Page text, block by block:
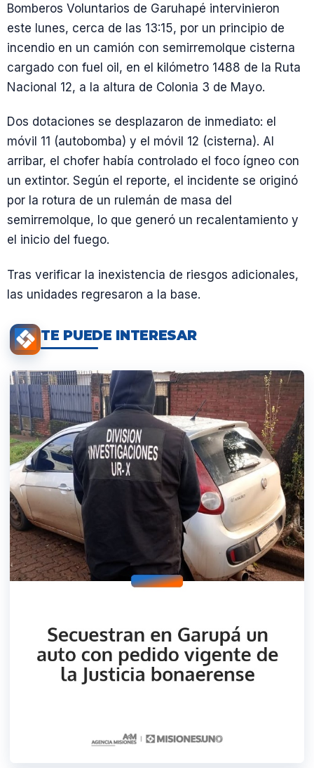
Bomberos Voluntarios de Garuhapé intervinieron
este lunes, cerca de las 13:15, por un principio de
incendio en un camión con semirremolque cisterna
cargado con fuel oil, en el kilómetro 1488 de la Ruta
Nacional 12, a la altura de Colonia 3 de Mayo.
Dos dotaciones se desplazaron de inmediato: el
móvil 11 (autobomba) y el móvil 12 (cisterna). Al
arribar, el chofer había controlado el foco ígneo con
un extintor. Según el reporte, el incidente se originó
por la rotura de un rulemán de masa del
semirremolque, lo que generó un recalentamiento y
el inicio del fuego.
Tras verificar la inexistencia de riesgos adicionales,
las unidades regresaron a la base.
TE PUEDE INTERESAR